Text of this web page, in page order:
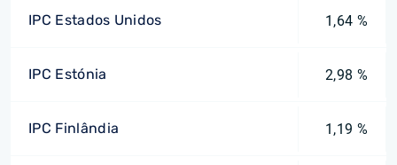
IPC Estados Unidos 1,64 %
IPC Estónia 2,98 %
IPC Finlândia 1,19 %